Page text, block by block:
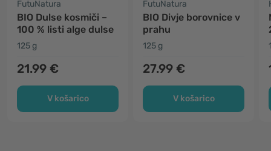
FutuNatura
BIO Dulse kosmiči –
100 % listi alge dulse
125 g
21.99 €
V košarico
FutuNatura
BIO Divje borovnice v
prahu
125 g
27.99 €
V košarico